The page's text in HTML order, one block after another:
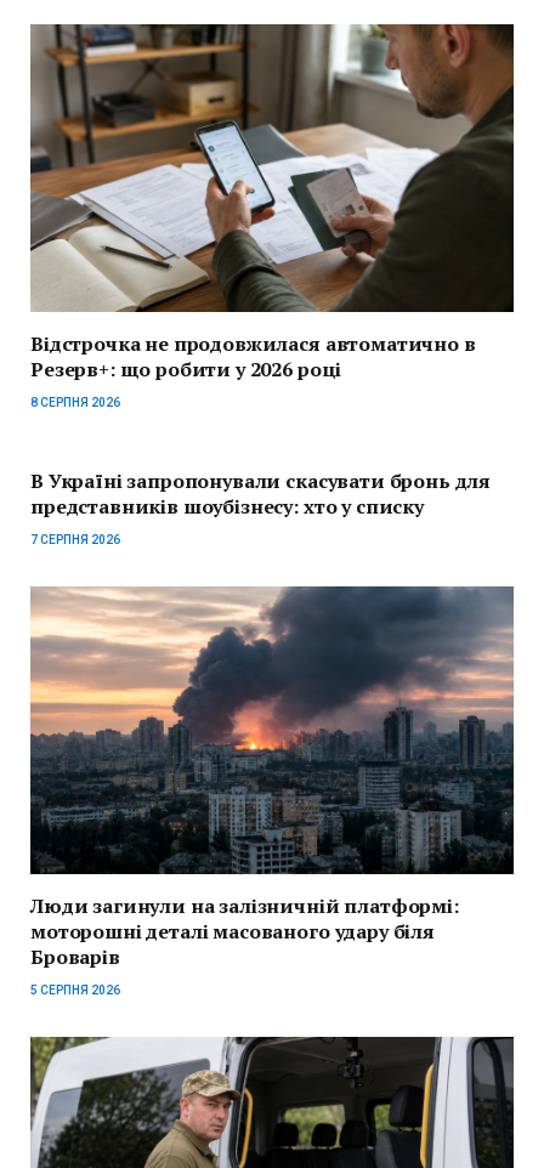
Відстрочка не продовжилася автоматично в
Резерв+: що робити у 2026 році
8 СЕРПНЯ 2026
В Україні запропонували скасувати бронь для
представників шоубізнесу: хто у списку
7 СЕРПНЯ 2026
Люди загинули на залізничній платформі:
моторошні деталі масованого удару біля
Броварів
5 СЕРПНЯ 2026